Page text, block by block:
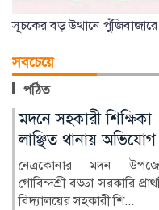
সূচকের বড় উত্থানে
সবচেয়ে
পঠিত
বিল ও রিচার্জে ৫ হাজার
টাকা সুদমুক্ত ঋণ
জরুরি প্রয়োজনে মোবাইল
এবং গ্যাস, বিদ্যুৎসহ
ইউটিলিটি বিল পরিশো...